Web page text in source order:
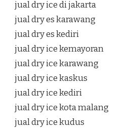
jual dry ice di jakarta
jual dry es karawang
jual dry es kediri
jual dry ice kemayoran
jual dry ice karawang
jual dry ice kaskus
jual dry ice kediri
jual dry ice kota malang
jual dry ice kudus